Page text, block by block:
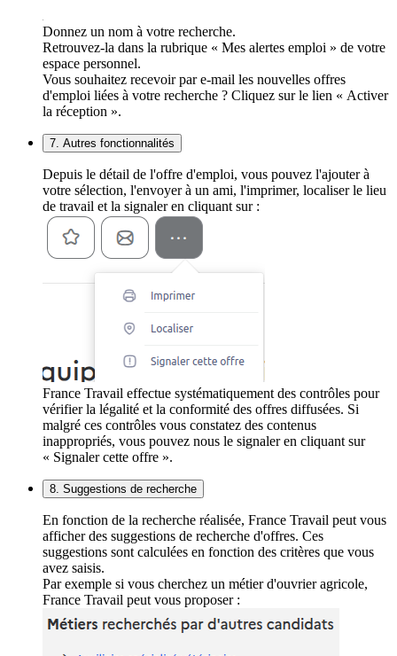
Donnez un nom à votre recherche.
Retrouvez-la dans la rubrique « Mes alertes emploi » de votre
espace personnel.
Vous souhaitez recevoir par e-mail les nouvelles offres
d'emploi liées à votre recherche ? Cliquez sur le lien « Activer
la réception ».
7. Autres fonctionnalités
Depuis le détail de l'offre d'emploi, vous pouvez l'ajouter à
votre sélection, l'envoyer à un ami, l'imprimer, localiser le lieu
de travail et la signaler en cliquant sur :
France Travail effectue systématiquement des contrôles pour
vérifier la légalité et la conformité des offres diffusées. Si
malgré ces contrôles vous constatez des contenus
inappropriés, vous pouvez nous le signaler en cliquant sur
« Signaler cette offre ».
8. Suggestions de recherche
En fonction de la recherche réalisée, France Travail peut vous
afficher des suggestions de recherche d'offres. Ces
suggestions sont calculées en fonction des critères que vous
avez saisis.
Par exemple si vous cherchez un métier d'ouvrier agricole,
France Travail peut vous proposer :